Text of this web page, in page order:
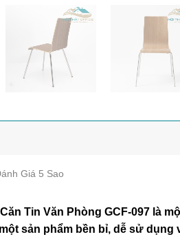
Giá 5 Sao
Tin Văn Phòng GCF-097 là
sản phẩm bền bỉ, dễ sử